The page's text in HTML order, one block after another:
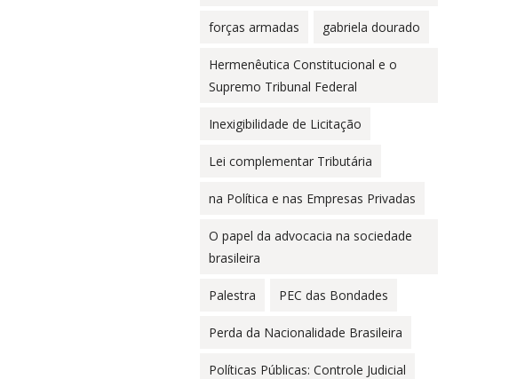
forças armadas gabriela dourado
Hermenêutica Constitucional e o
Supremo Tribunal Federal
Inexigibilidade de Licitação
Lei complementar Tributária
na Política e nas Empresas Privadas
O papel da advocacia na sociedade
brasileira
Palestra PEC das Bondades
Perda da Nacionalidade Brasileira
Políticas Públicas: Controle Judicial